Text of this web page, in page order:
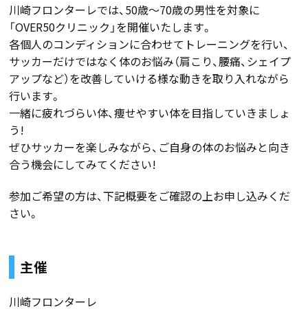
川崎フロンターレでは、50歳～70歳の男性を対象に
「OVER50クリニック」を開催いたします。
各個人のコンディションに合わせてトレーニングを行い、
サッカーだけではなく体のお悩み（肩こり、腰痛、シェイプ
アップなど）を改善していける様な動きを取り入れながら
行います。
一緒に疲れづらい体、痩せやすい体を目指していきましょ
う!
ぜひサッカーを楽しみながら、ご自身の体のお悩みと向き
合う機会にしてみてください!
参加ご希望の方は、下記概要をご確認の上お申し込みくだ
さい。
主催
川崎フロンターレ